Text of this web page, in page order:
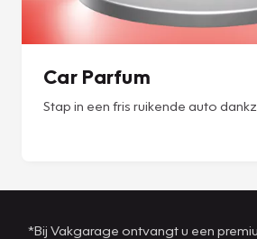
Car Parfum
Stap in een fris ruikende auto
*Bij Vakgarage ontvangt u een